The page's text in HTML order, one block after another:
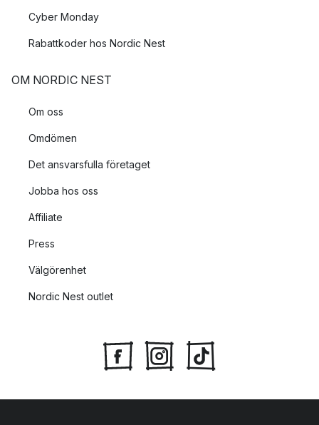
Cyber Monday
Rabattkoder hos Nordic Nest
OM NORDIC NEST
Om oss
Omdömen
Det ansvarsfulla företaget
Jobba hos oss
Affiliate
Press
Välgörenhet
Nordic Nest outlet